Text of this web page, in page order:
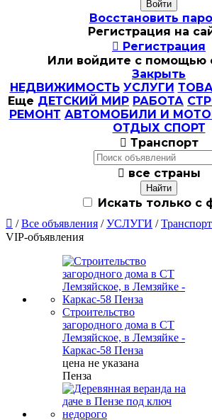
Восстановить
Регистрация на
 Регистрация
Или войдите с помощью
Закрыть
НЕДВИЖИМОСТЬ УСЛУГИ
Еще ДЕТСКИЙ МИР РАБОТА
РЕМОНТ АВТОМОБИЛИ И
ОТДЫХ СПОРТ
 Транспорт
 все страны
Искать только с
 /Все объявления /УСЛУГИ /Транспорт
VIP-объявления
Строительство
загородного дома в СТ
Лемзяйское, в Лемзяйке -
Каркас-58 Пенза
цена не указана
Пенза